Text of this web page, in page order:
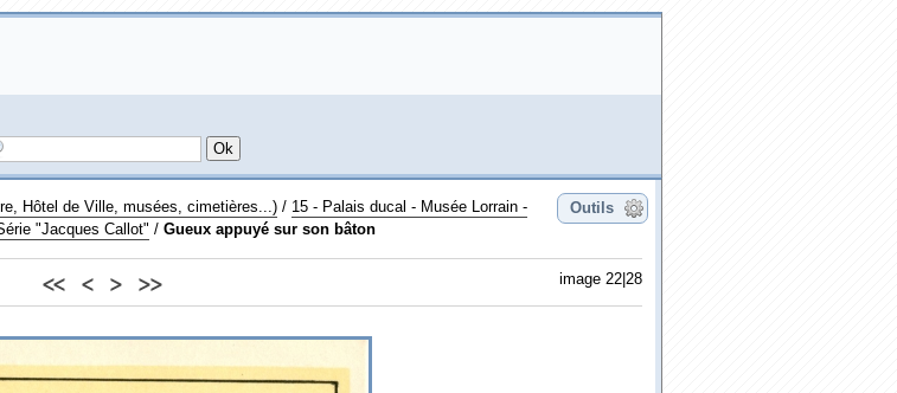
Outils
Hôtel de Ville, musées, cimetières...) / 15 - Palais ducal - Musée Lorrain -
"Jacques Callot" / Gueux appuyé sur son bâton
image 22|28
<< < > >>